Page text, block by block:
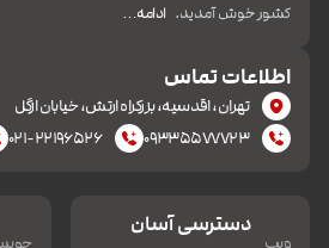
کشور خوش آمدید. ادامه…
اطلاعات تماس
تهران، اقدسیه، بزرکراه ارتش، خیابان ازگل
۰۹۳۳۵۵۷۷۷۲۳
۰۲۱-۲۲۱۹۶۵۲۶
دسترسی آسان
ویپ